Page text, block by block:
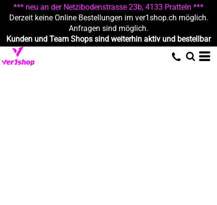
*** neu an der Netzibodenstrasse 23b, 4133 Pratteln ***
Derzeit keine Online Bestellungen im ver1shop.ch möglich.
Anfragen sind möglich.
Kunden und Team Shops sind weiterhin aktiv und bestellbar